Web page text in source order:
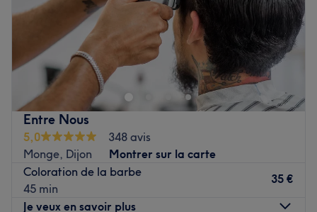
Entre Nous
5,0
348 avis
Monge, Dijon
Montrer sur la carte
Coloration de la barbe
45 min
35 €
Je veux en savoir plus